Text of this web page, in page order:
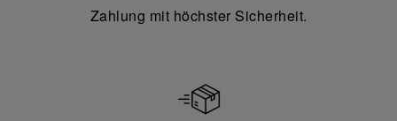
Zahlung mit höchster Sicherheit.